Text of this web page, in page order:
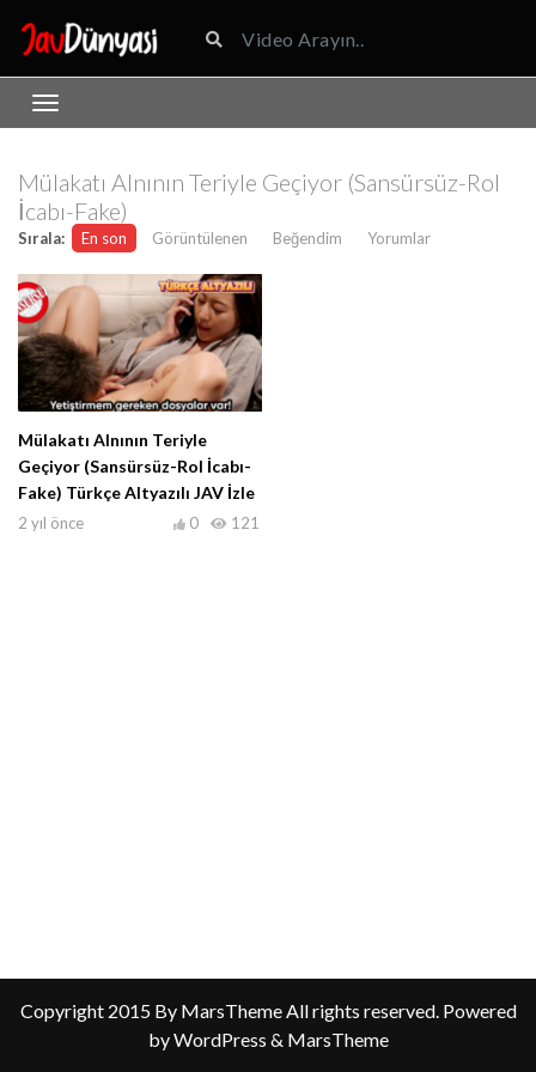
Mülakatı Alnının Teriyle Geçiyor (Sansürsüz-Rol
İcabı-Fake)
Sırala: En son Görüntülenen Beğendim Yorumlar
Mülakatı Alnının Teriyle
Geçiyor (Sansürsüz-Rol İcabı-
Fake) Türkçe Altyazılı JAV İzle
2 yıl önce 121
0
Copyright 2015 By MarsTheme All rights reserved. Powered
by WordPress & MarsTheme